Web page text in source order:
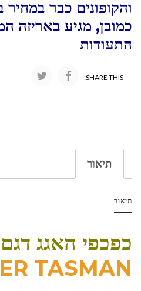
והקופונים כבר במחיר
כמובן, מגיע באריזה
התעודות
SHARE THIS:
תיאור
תיאור
כפכפי האגג
TASMAN